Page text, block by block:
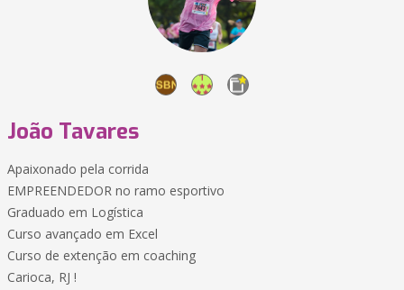
João Tavares
Apaixonado pela corrida
EMPREENDEDOR no ramo esportivo
Graduado em Logística
Curso avançado em Excel
Curso de extenção em coaching
Carioca, RJ !